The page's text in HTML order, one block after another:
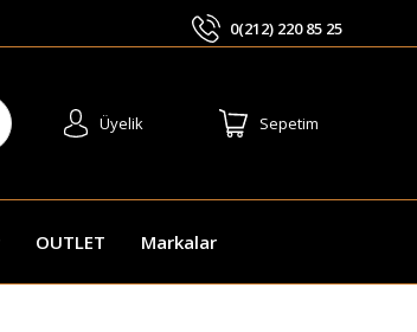
0(212) 220 85 25
Üyelik Sepetim
OUTLET Markalar